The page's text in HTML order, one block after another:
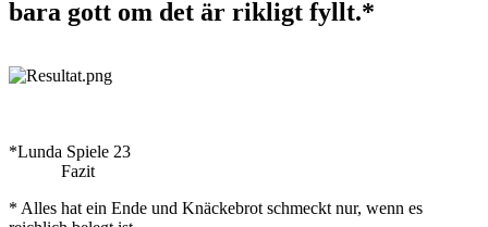
bara gott om det är rikligt fyllt.*
*Lunda Spiele 23
Fazit
* Alles hat ein Ende und Knäckebrot schmeckt nur, wenn es